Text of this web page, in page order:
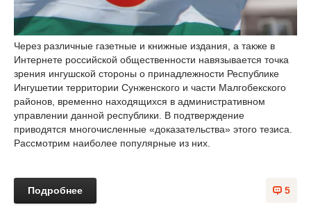
Через различные газетные и книжные издания, а также в
Интернете российской общественности навязывается точка
зрения ингушской стороны о принадлежности Республике
Ингушетии территории Сунженского и части Малгобекского
районов, временно находящихся в административном
управлении данной республики. В подтверждение
приводятся многочисленные «доказательства» этого тезиса.
Рассмотрим наиболее популярные из них.
5
Подробнее